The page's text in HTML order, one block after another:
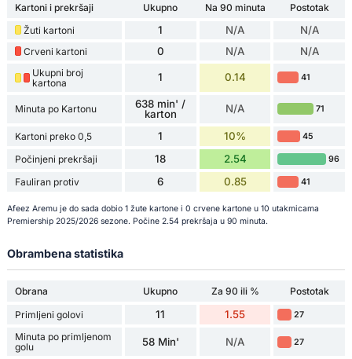
Kartoni i prekršaji Ukupno Na 90 minuta
Postotak
Žuti kartoni
1 N/A N/A
Crveni kartoni 0 N/A N/A
Ukupni broj
kartona
1 0.14 41
Minuta po Kartonu
638 min' /
karton
N/A 71
Kartoni preko 0,5 1 10% 45
Počinjeni prekršaji 18 2.54 96
Fauliran protiv 6 0.85 41
Afeez Aremu je do sada dobio 1 žute kartone i 0 crvene kartone u 10 utakmicama
Premiership 2025/2026 sezone. Počine 2.54 prekršaja u 90 minuta.
Obrambena statistika
Obrana Ukupno Za 90 ili %
Postotak
Primljeni golovi
11 1.55 27
Minuta po primljenom
golu
58 Min' N/A 27